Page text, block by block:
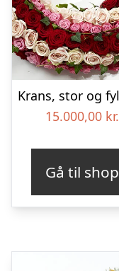
15.000,00 kr.
Gå til shop